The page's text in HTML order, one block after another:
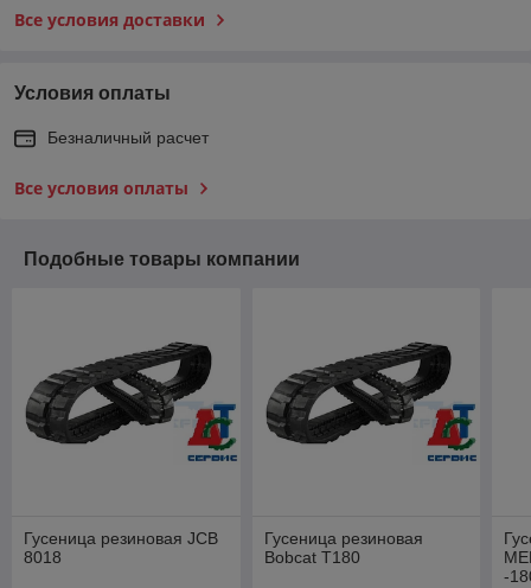
Все условия доставки
Условия оплаты
Безналичный расчет
Все условия оплаты
Подобные товары компании
Гусеница резиновая JCB
8018
Гусеница резиновая
Bobcat T180
-